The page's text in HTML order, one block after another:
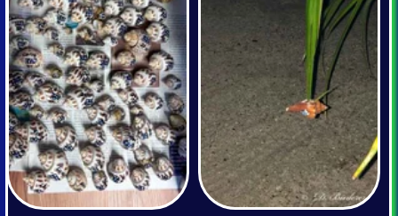
…Hauptsache man passt rein
Augenstiele sind
sandfarben und können
braunen Streifen
aufweisen. An der
werdenden Krebse
jedenfalls nicht
unterscheiden. Coenobita
rugosus ist nämlich, je
nach Nahrungsangebot,
sehr variantenreich
gefärbt . Er kommt Grau,
Grün, Braun, Hellbraun,
Rosa , Blau, Weiß sogar
in Schwarz daher.
Wie alle
Landeinsiedlerkrebse hat
er vier Laufbeine, eine
kleine Schere und eine
große Schere. Mit dieser